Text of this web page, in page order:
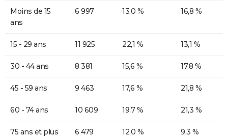
Moins de 15
ans
6 997 13,0 % 16,8 %
15 - 29 ans 11 925 22,1 % 13,1 %
30 - 44 ans 8 381 15,6 % 17,8 %
45 - 59 ans 9 463 17,6 % 21,8 %
60 - 74 ans 10 609 19,7 % 21,3 %
75 ans et plus 6 479 12,0 % 9,3 %